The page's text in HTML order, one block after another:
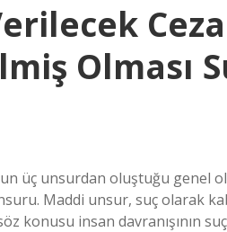
Olması
üç unsurdan oluştuğu genel
Maddi unsur, suç olarak
konusu insan davranışının